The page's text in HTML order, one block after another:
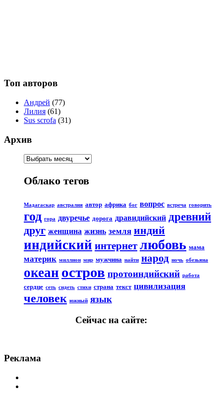
Топ авторов
Андрей (77)
Лилия (61)
Sus scrofa (31)
Архив
Облако тегов
Мадагаскар австралия автор африка бог вопрос встреча говорить
год гора двуречье дорога дравидийский древний
друг женщина жизнь земля индий
индийский интернет любовь мама
материк миллион мир мужчина найти народ ночь обезьяна
океан остров протоиндийский работа
сердце сеть сидеть стихи страна текст цивилизация
человек южный язык
Сейчас на сайте:
Реклама